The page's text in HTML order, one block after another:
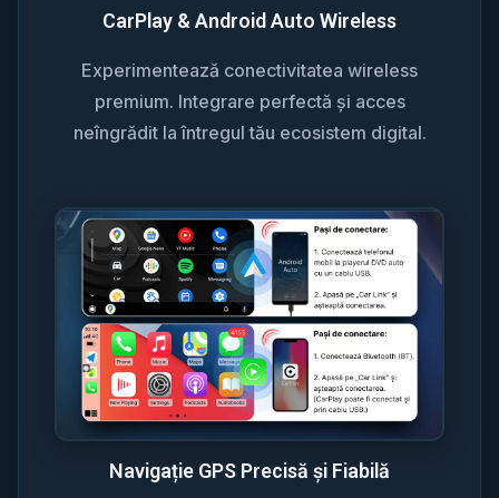
CarPlay & Android Auto Wireless
Experimentează conectivitatea wireless
premium. Integrare perfectă și acces
neîngrădit la întregul tău ecosistem digital.
Navigație GPS Precisă și Fiabilă